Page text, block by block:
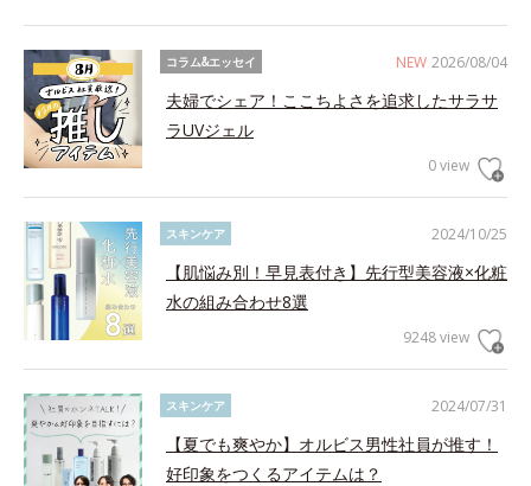
NEW 2026/08/04
コラム&エッセイ
夫婦でシェア！ここちよさを追求したサラサ
ラUVジェル
0 view
2024/10/25
スキンケア
【肌悩み別！早見表付き】先行型美容液×化粧
水の組み合わせ8選
9248 view
2024/07/31
スキンケア
【夏でも爽やか】オルビス男性社員が推す！
好印象をつくるアイテムは？